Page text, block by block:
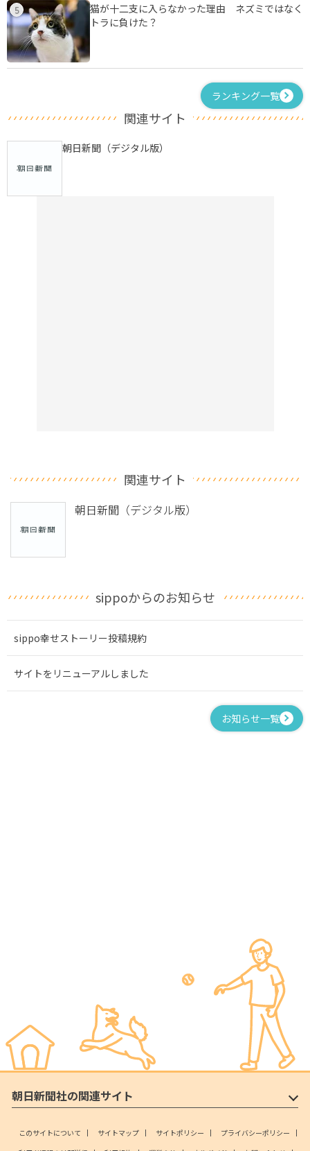
5
猫が十二支に入らなかった理由 ネズミではなく
トラに負けた？
ランキング一覧
関連サイト
朝日新聞（デジタル版）
関連サイト
朝日新聞（デジタル版）
sippoからのお知らせ
sippo幸せストーリー投稿規約
サイトをリニューアルしました
お知らせ一覧
朝日新聞社の関連サイト
このサイトについて サイトマップ サイトポリシー
プライバシーポリシー